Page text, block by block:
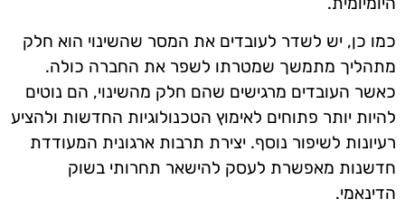
כמו כן, יש לשדר לעובדים את המסר שהשינוי הוא חלק
מתהליך מתמשך שמטרתו לשפר את החברה כולה.
כאשר העובדים מרגישים שהם חלק מהשינוי, הם נוטים
להיות יותר פתוחים לאימוץ הטכנולוגיות החדשות ולהציע
רעיונות לשיפור נוסף. יצירת תרבות ארגונית המעודדת
חדשנות מאפשרת לעסק להישאר תחרותי בשוק
הדינאמי.